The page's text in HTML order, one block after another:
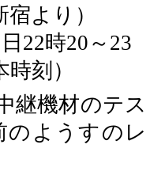
宿より）
22時20～23
刻）
継機材のテス
のようすのレ